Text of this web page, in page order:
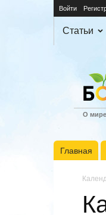
Войти
Статьи
О мире
Главная